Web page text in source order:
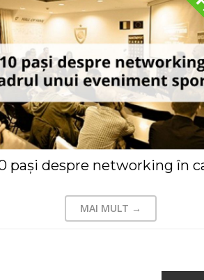
MAI MULT →